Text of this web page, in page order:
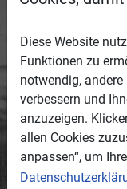
Holzmühle. Die
war außer
Spritze
1. ausw. Spr.)
noch die Pfl
Ortsfeuerwehr
BergComp.
gelang den
Diese Website
Funktionen zu
notwendig,
verbessern und
anzuzeigen.
allen Cookies
anpassen“, um